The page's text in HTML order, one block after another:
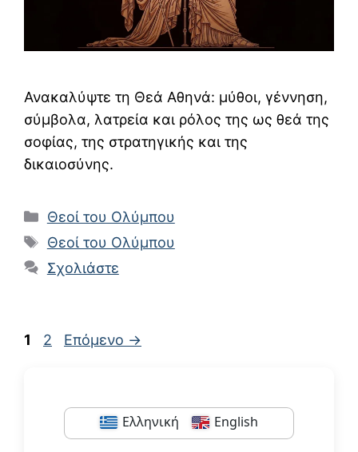
Ανακαλύψτε τη Θεά Αθηνά: μύθοι, γέννηση,
σύμβολα, λατρεία και ρόλος της ως θεά της
σοφίας, της στρατηγικής και της
δικαιοσύνης.
Κατηγορίες
Θεοί του Ολύμπου
Ετικέτες
Θεοί του Ολύμπου
Σχολιάστε
Σελίδα
1 Σελίδα
2 Επόμενο →
Ελληνική English